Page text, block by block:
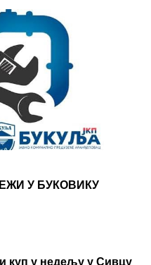
У БУКОВИКУ
куп у недељу у Сивцу